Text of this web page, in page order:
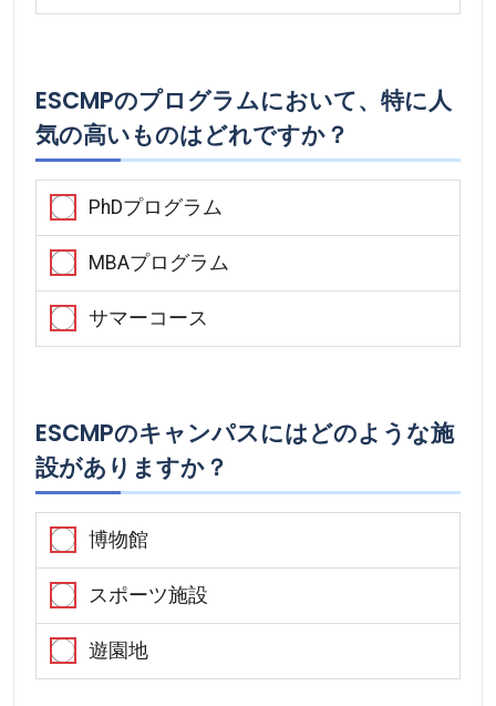
ESCMPのプログラムにおいて、特に人
気の高いものはどれですか？
PhDプログラム
MBAプログラム
サマーコース
ESCMPのキャンパスにはどのような施
設がありますか？
博物館
スポーツ施設
遊園地